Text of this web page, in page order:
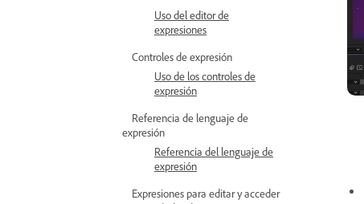
Uso del editor de
expresiones
Controles de expresión
Uso de los controles de
expresión
Referencia de lenguaje de
expresión
Referencia del lenguaje de
expresión
Expresiones para editar y acceder